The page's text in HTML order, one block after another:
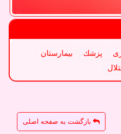
پزشك
بیمارستان
بازگشت به صفحه اصلی